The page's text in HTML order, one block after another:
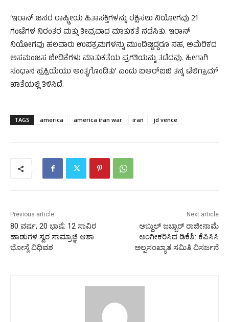
‘ಇರಾನ್ ಜನರ ರಾಷ್ಟ್ರೀಯ ಹಿತಾಸಕ್ತಿಗಳನ್ನು ರಕ್ಷಿಸಲು ನಿಯೋಗವು 21
ಗಂಟೆಗಳ ನಿರಂತರ ಮತ್ತು ತೀವ್ರವಾದ ಮಾತುಕತೆ ನಡೆಸಿತು. ಇರಾನ್
ನಿಯೋಗವು ಹಲವಾರು ಉಪಕ್ರಮಗಳನ್ನು ಮುಂದಿಟ್ಟಿದ್ದರೂ ಸಹ, ಅಮೆರಿಕದ
ಅಸಮಂಜಸ ಬೇಡಿಕೆಗಳು ಮಾತುಕತೆಯ ಪ್ರಗತಿಯನ್ನು ತಡೆದವು. ಹೀಗಾಗಿ
ಸಂಧಾನ ಪ್ರಕ್ರಿಯೆಯು ಅಂತ್ಯಗೊಂಡಿತು’ ಎಂದು ಐಆರ್‌ಐಬಿ ತನ್ನ ಟೆಲಿಗ್ರಾಮ್
ಖಾತೆಯಲ್ಲಿ ತಿಳಿಸಿದೆ.
TAGS america america iran war iran jd vence
Previous article
80 ವರ್ಷ, 20 ಭಾಷೆ: 12 ಸಾವಿರ
ಹಾಡುಗಳ ಸ್ವರ ಸಾಮ್ರಾಜ್ಞಿ ಆಶಾ
ಭೋಸ್ಲೆ ವಿಧಿವಶ
Next article
ಅಬ್ದುಲ್ ಜಬ್ಬಾರ್ ರಾಜೀನಾಮೆ
ಅಂಗೀಕರಿಸಿದ ಡಿಕೆಶಿ: ಕೆಪಿಸಿಸಿ
ಅಲ್ಪಸಂಖ್ಯಾತ ಸಮಿತಿ ವಿಸರ್ಜನೆ